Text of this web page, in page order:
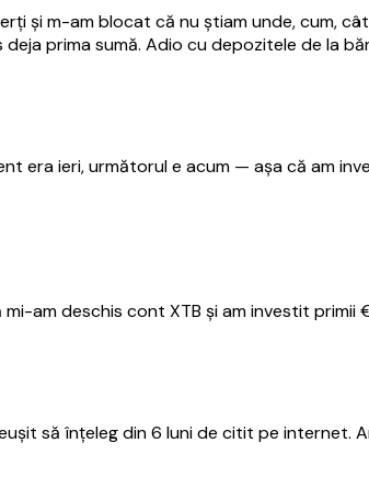
și m-am blocat că nu știam unde, cum,
prima sumă. Adio cu depozitele de la
era ieri, următorul e acum — așa că am
am deschis cont XTB și am investit
să înțeleg din 6 luni de citit pe internet.